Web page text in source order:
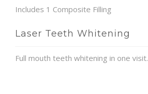
Includes 1 Composite Filling
Laser Teeth Whitening
Full mouth teeth whitening in one visit.